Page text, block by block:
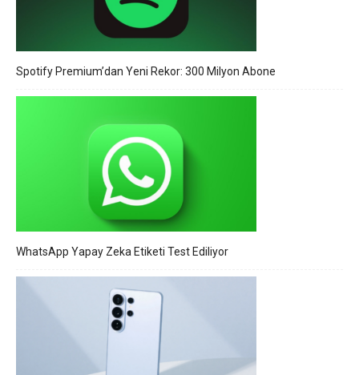
Spotify Premium’dan Yeni Rekor: 300 Milyon Abone
WhatsApp Yapay Zeka Etiketi Test Ediliyor